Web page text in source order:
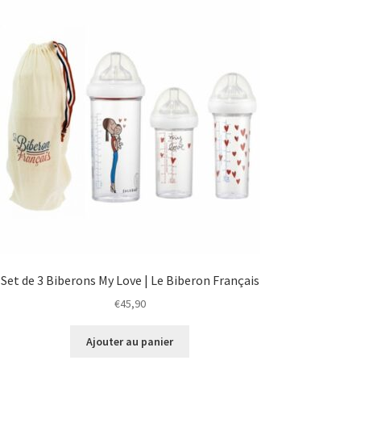
Set de 3 Biberons My Love | Le Biberon Français
€45,90
Ajouter au panier